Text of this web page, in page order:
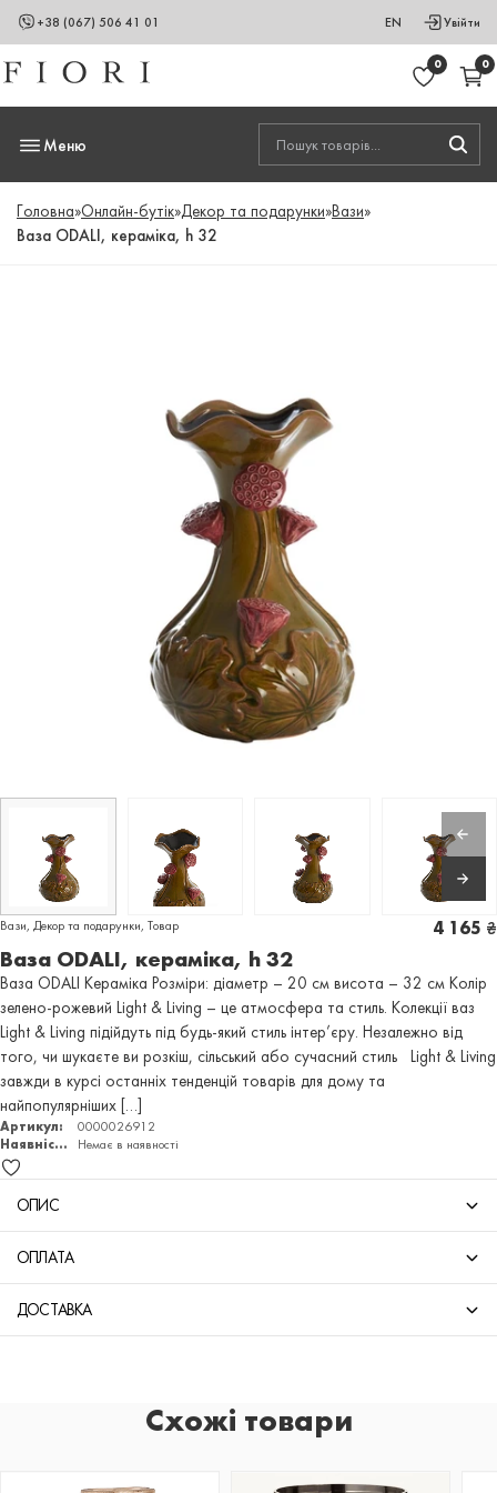
+38 (067) 506 41 01 EN Увійти
0 0
Меню
Головна»Онлайн-бутік»Декор та подарунки»Вази»
Ваза ODALI, кераміка, h 32
Вази, Декор та подарунки, Товар
Ваза ODALI, кераміка, h 32
4 165 ₴
Ваза ODALI Кераміка Розміри: діаметр – 20 см висота – 32 см Колір
зелено-рожевий Light & Living – це атмосфера та стиль. Колекції ваз
Light & Living підійдуть під будь-який стиль інтер’єру. Незалежно від
того, чи шукаєте ви розкіш, сільський або сучасний стиль Light & Living
завжди в курсі останніх тенденцій товарів для дому та
найпопулярніших […]
Артикул:
0000026912
Наявність:
Немає в наявності
ОПИС
ОПЛАТА
ДОСТАВКА
Схожі товари